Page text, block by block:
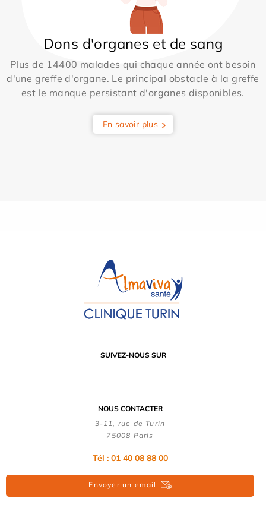
Dons d'organes et de sang
Plus de 14400 malades qui chaque année ont besoin
d'une greffe d'organe. Le principal obstacle à la greffe
est le manque persistant d'organes disponibles.
En savoir plus
SUIVEZ-NOUS SUR
NOUS CONTACTER
3-11, rue de Turin
75008 Paris
Tél : 01 40 08 88 00
Envoyer un email